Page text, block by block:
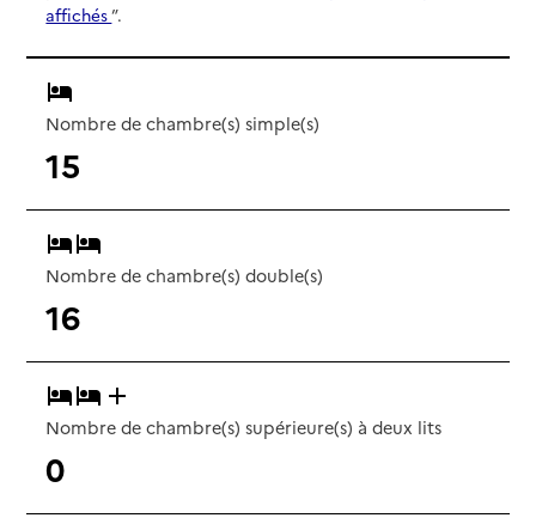
affichés”.
Nombre de chambre(s) simple(s)
15
Nombre de chambre(s) double(s)
16
Nombre de chambre(s) supérieure(s) à deux lits
0